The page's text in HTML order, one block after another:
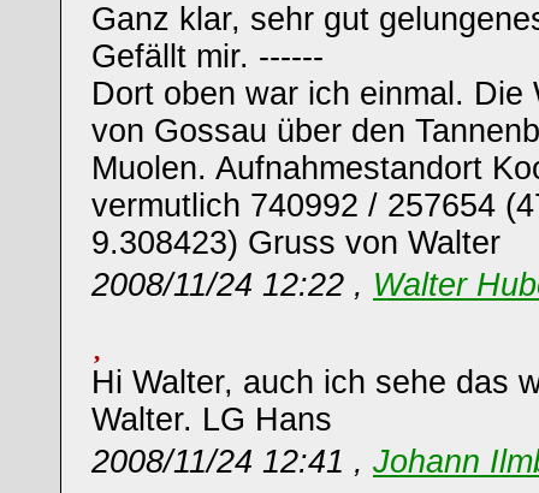
Ganz klar, sehr gut
Gefällt mir. ------
Dort oben war ich einmal. Die
von Gossau über den
Muolen. Aufnahmestandort
vermutlich 740992 / 257654
9.308423) Gruss von Walter
2008/11/24 12:22 , Walter
Hi Walter, auch ich sehe das
Walter. LG Hans
2008/11/24 12:41 , Johann